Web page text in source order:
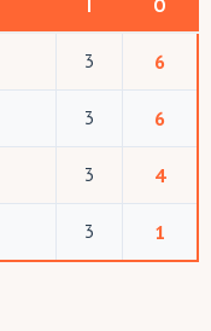
О
3 6
3 6
3 4
3 1